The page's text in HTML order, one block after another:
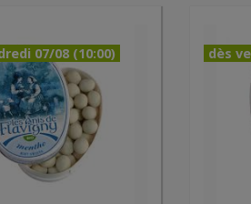
07/08 (10:00) dès